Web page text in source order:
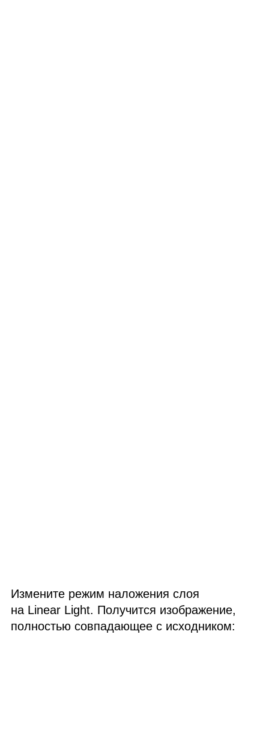
Измените режим наложения слоя
на Linear Light. Получится изображение,
полностью совпадающее с исходником: